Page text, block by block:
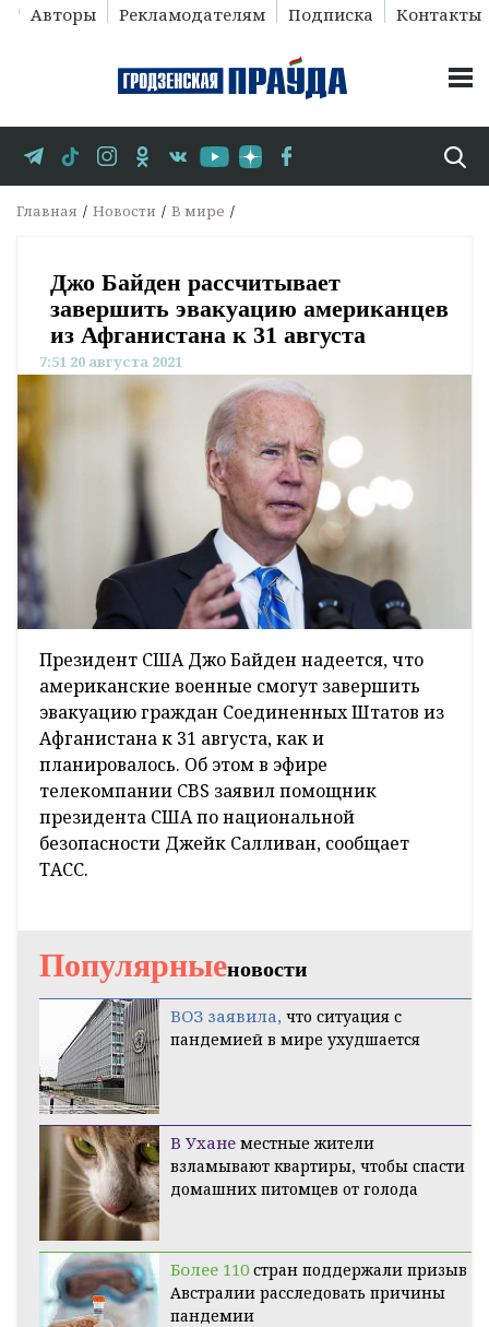
Авторы Рекламодателям Подписка Контакты
Главная Новости В мире
Джо Байден рассчитывает
завершить эвакуацию американцев
из Афганистана к 31 августа
7:51 20 августа 2021
Президент США Джо Байден надеется, что
американские военные смогут завершить
эвакуацию граждан Соединенных Штатов из
Афганистана к 31 августа, как и
планировалось. Об этом в эфире
телекомпании CBS заявил помощник
президента США по национальной
безопасности Джейк Салливан, сообщает
ТАСС.
Популярныеновости
ВОЗ заявила, что ситуация с
пандемией в мире ухудшается
В Ухане местные жители
взламывают квартиры, чтобы спасти
домашних питомцев от голода
Более 110 стран поддержали призыв
Австралии расследовать причины
пандемии